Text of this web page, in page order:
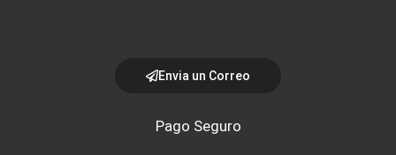
Envia un Correo
Pago Seguro